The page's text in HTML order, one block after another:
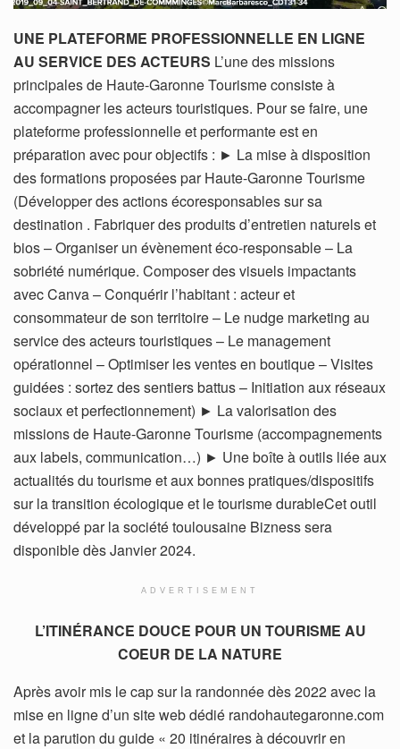
UNE PLATEFORME PROFESSIONNELLE EN LIGNE
AU SERVICE DES ACTEURS L’une des missions
principales de Haute-Garonne Tourisme consiste à
accompagner les acteurs touristiques. Pour se faire, une
plateforme professionnelle et performante est en
préparation avec pour objectifs : ► La mise à disposition
des formations proposées par Haute-Garonne Tourisme
(Développer des actions écoresponsables sur sa
destination . Fabriquer des produits d’entretien naturels et
bios – Organiser un évènement éco-responsable – La
sobriété numérique. Composer des visuels impactants
avec Canva – Conquérir l’habitant : acteur et
consommateur de son territoire – Le nudge marketing au
service des acteurs touristiques – Le management
opérationnel – Optimiser les ventes en boutique – Visites
guidées : sortez des sentiers battus – Initiation aux réseaux
sociaux et perfectionnement) ► La valorisation des
missions de Haute-Garonne Tourisme (accompagnements
aux labels, communication…) ► Une boîte à outils liée aux
actualités du tourisme et aux bonnes pratiques/dispositifs
sur la transition écologique et le tourisme durableCet outil
développé par la société toulousaine Bizness sera
disponible dès Janvier 2024.
ADVERTISEMENT
L’ITINÉRANCE DOUCE POUR UN TOURISME AU
COEUR DE LA NATURE
Après avoir mis le cap sur la randonnée dès 2022 avec la
mise en ligne d’un site web dédié randohautegaronne.com
et la parution du guide « 20 itinéraires à découvrir en